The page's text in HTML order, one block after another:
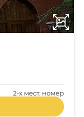
2-x мест. номер